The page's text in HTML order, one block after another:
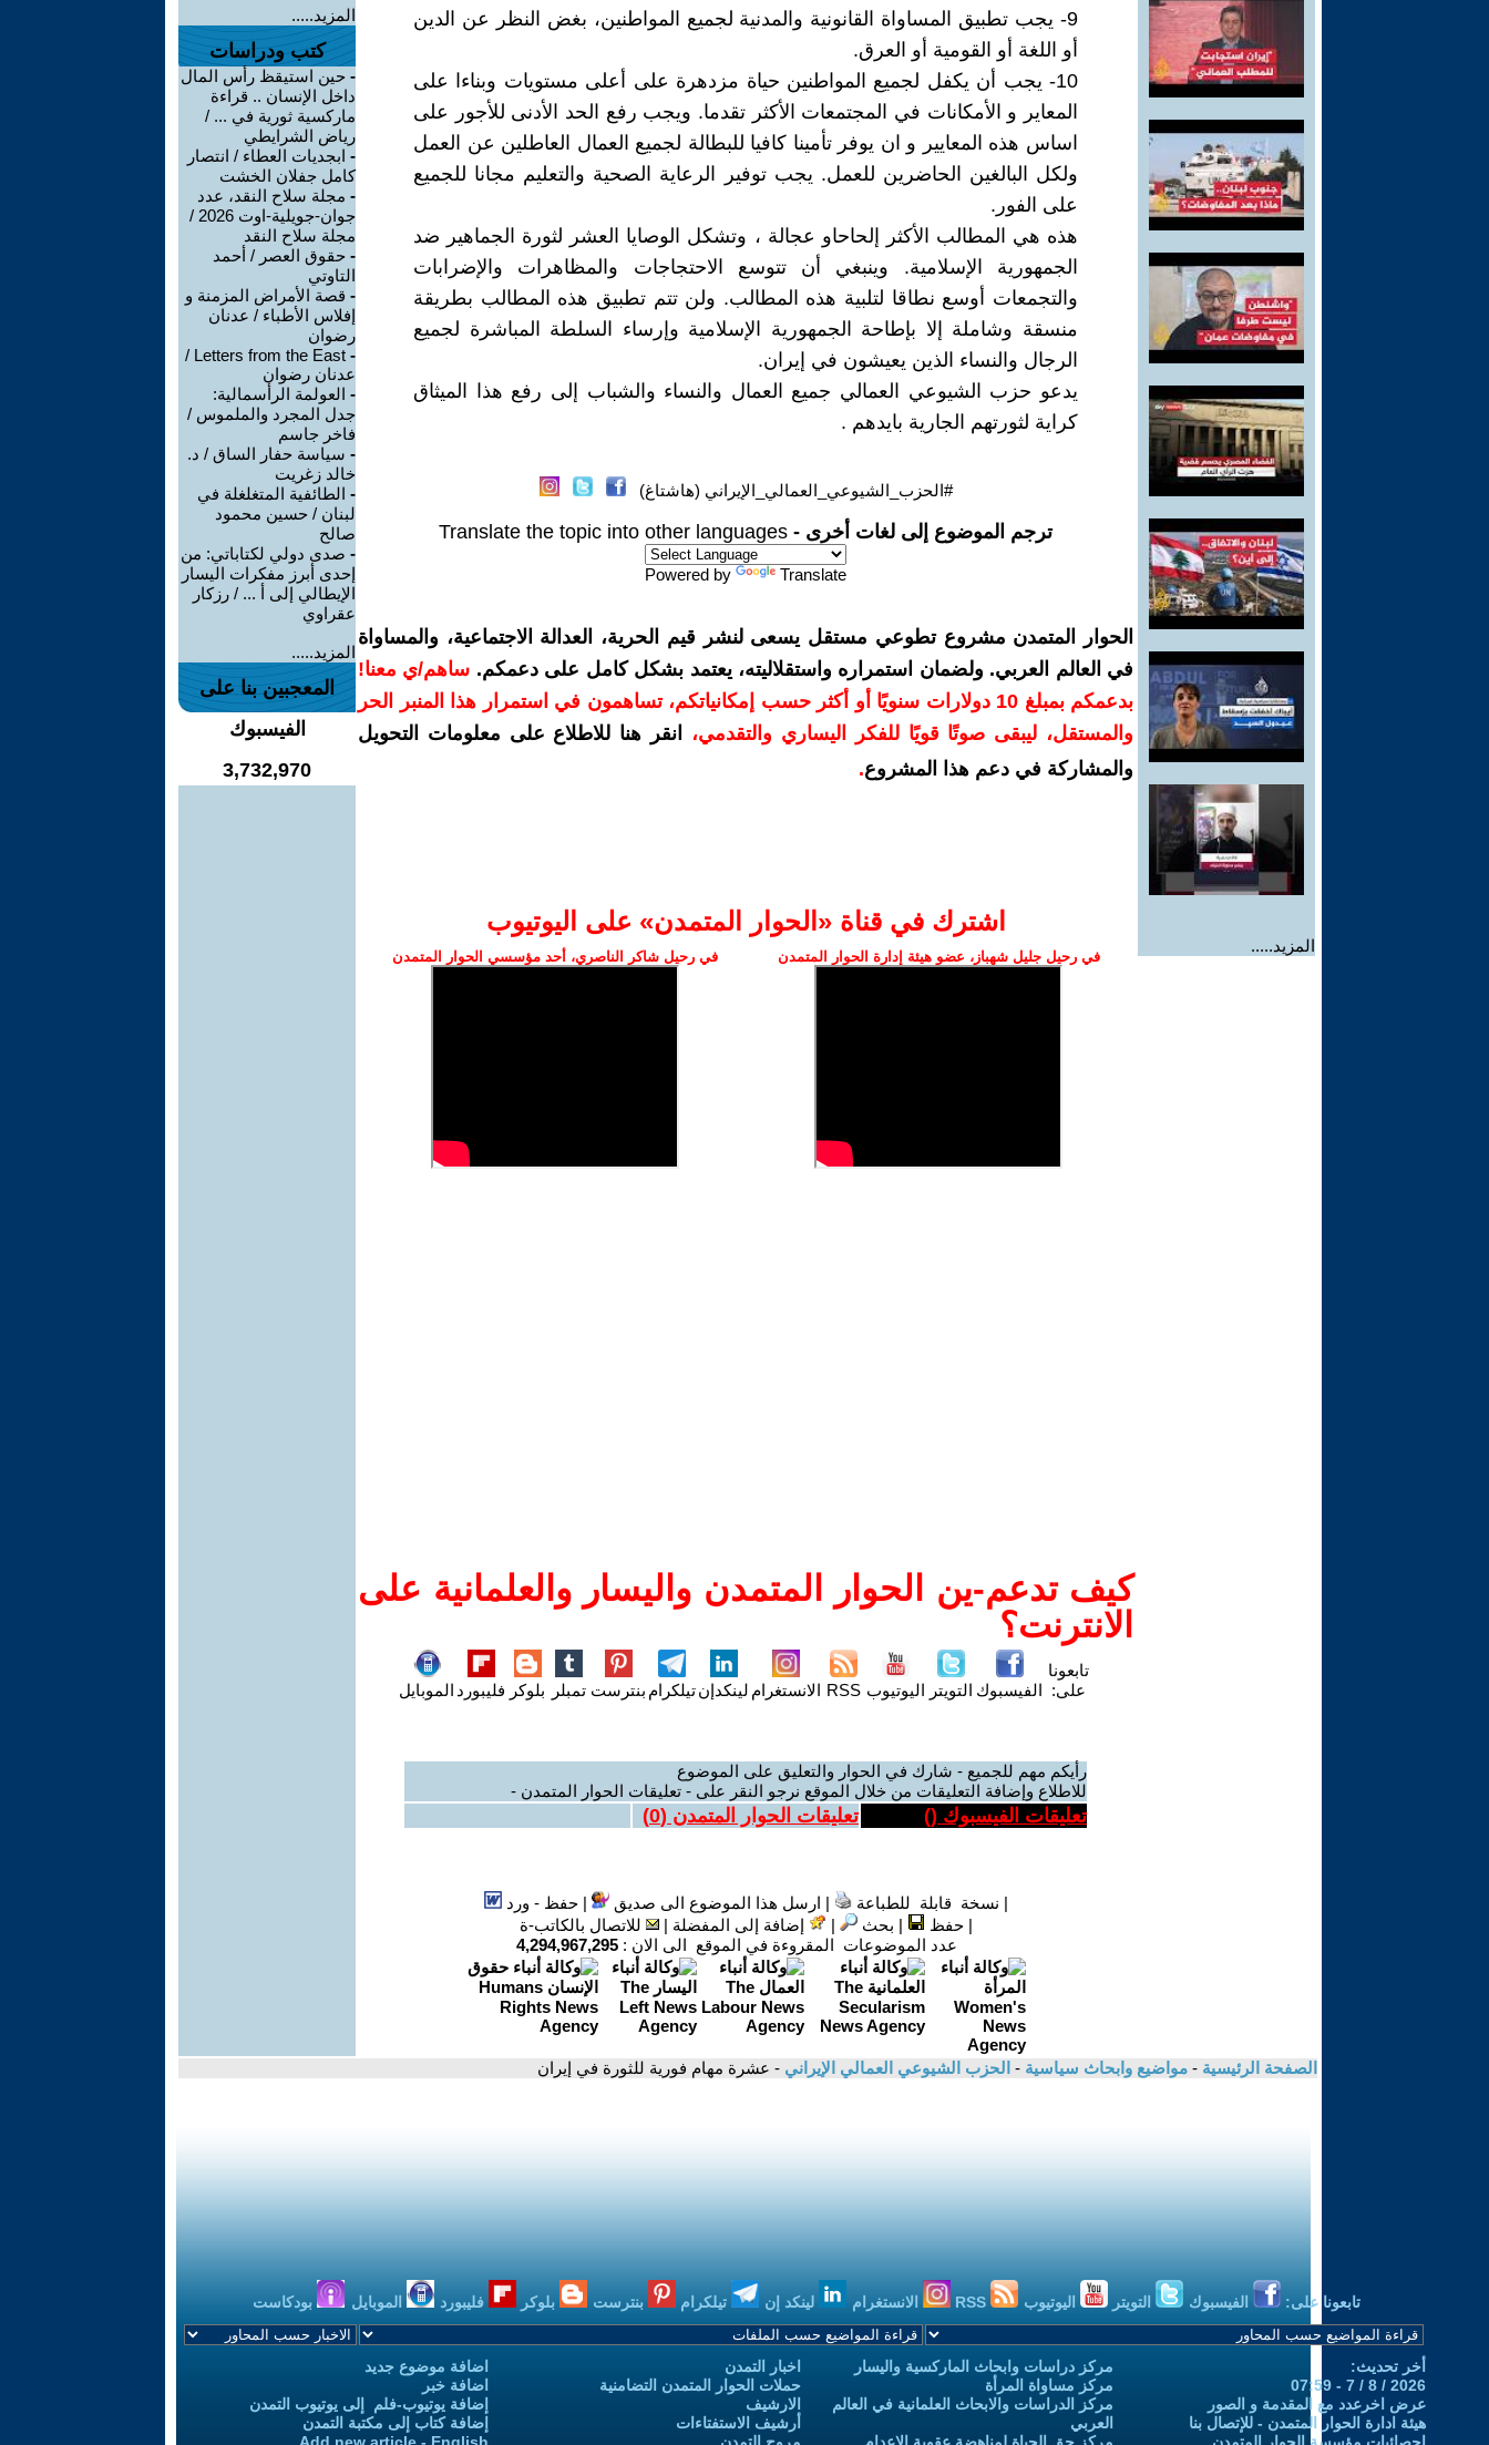
المزيد.....
9- يجب تطبيق المساواة القانونية والمدنية لجميع المواطنين، بغض النظر عن الدين
أو اللغة أو القومية أو العرق.
10- يجب أن يكفل لجميع المواطنين حياة مزدهرة على أعلى مستويات وبناءا على
المعاير و الأمكانات في المجتمعات الأكثر تقدما. ويجب رفع الحد الأدنى للأجور على
اساس هذه المعايير و ان يوفر تأمينا كافيا للبطالة لجميع العمال العاطلين عن العمل
ولكل البالغين الحاضرين للعمل. يجب توفير الرعاية الصحية والتعليم مجانا للجميع
على الفور.
هذه هي المطالب الأكثر إلحاحاو عجالة ، وتشكل الوصايا العشر لثورة الجماهير ضد
الجمهورية الإسلامية. وينبغي أن تتوسع الاحتجاجات والمظاهرات والإضرابات
والتجمعات أوسع نطاقا لتلبية هذه المطالب. ولن تتم تطبيق هذه المطالب بطريقة
منسقة وشاملة إلا بإطاحة الجمهورية الإسلامية وإرساء السلطة المباشرة لجميع
الرجال والنساء الذين يعيشون في إيران.
يدعو حزب الشيوعي العمالي جميع العمال والنساء والشباب إلى رفع هذا الميثاق
كراية لثورتهم الجارية بايدهم .
#الحزب_الشيوعي_العمالي_الإيراني (هاشتاغ)
ترجم الموضوع إلى لغات أخرى - Translate the topic into other languages
Powered by Translate
الحوار المتمدن مشروع تطوعي مستقل يسعى لنشر قيم الحرية، العدالة الاجتماعية، والمساواة
في العالم العربي. ولضمان استمراره واستقلاليته، يعتمد بشكل كامل على دعمكم. ساهم/ي معنا!
بدعمكم بمبلغ 10 دولارات سنويًا أو أكثر حسب إمكانياتكم، تساهمون في استمرار هذا المنبر الحر
والمستقل، ليبقى صوتًا قويًا للفكر اليساري والتقدمي،
انقر هنا للاطلاع على معلومات التحويل
والمشاركة في دعم هذا المشروع.
اشترك في قناة ‫«الحوار المتمدن» على اليوتيوب
في رحيل جليل شهباز، عضو هيئة إدارة الحوار المتمدن في رحيل شاكر الناصري، أحد مؤسسي الحوار المتمدن
كيف تدعم-ين الحوار المتمدن واليسار والعلمانية على
الانترنت؟
تابعونا
على: الفيسبوك التويتر اليوتيوب RSS الانستغرام لينكدإنتيلكرام بنترست تمبلر بلوكر فليبورد الموبايل
رأيكم مهم للجميع - شارك في الحوار والتعليق على الموضوع
للاطلاع وإضافة التعليقات من خلال الموقع نرجو النقر على - تعليقات الحوار المتمدن -
تعليقات الفيسبوك () تعليقات الحوار المتمدن (0
)
| نسخة قابلة للطباعة | ارسل هذا الموضوع الى صديق |حفظ - ورد
|حفظ | بحث | إضافة إلى المفضلة |
للاتصال بالكاتب-ة
عدد الموضوعات المقروءة في الموقع الى الان : 4,294,967,295
المزيد.....
كتب ودراسات
- حين استيقظ رأس المال
داخل الإنسان .. قراءة
ماركسية ثورية في ... /
رياض الشرايطي
- ابجديات العطاء / انتصار
كامل جفلان الخشت
- مجلة سلاح النقد، عدد
جوان-جويلية-اوت 2026 /
مجلة سلاح النقد
- حقوق العصر / أحمد
التاوتي
- قصة الأمراض المزمنة و
إفلاس الأطباء / عدنان
رضوان
-
Letters from the East /
عدنان رضوان
- العولمة الرأسمالية:
جدل المجرد والملموس /
فاخر جاسم
- سياسة حفار الساق / د.
خالد زغريت
- الطائفية المتغلغلة في
لبنان / حسين محمود
صالح
- صدى دولي لكتاباتي: من
إحدى أبرز مفكرات اليسار
الإيطالي إلى أ ... / رزكار
عقراوي
المزيد.....
المعجبين بنا على
الفيسبوك
3,732,970
الصفحة الرئيسية - مواضيع وابحاث سياسية - الحزب الشيوعي العمالي الإيراني - عشرة مهام فورية للثورة في إيران
تابعونا على: الفيسبوك التويتر اليوتيوب الانستغرام لينكد إن تيلكرام بنترست بلوكر فليبورد الموبايل بودكاست
أخر تحديث:
2026 / 8 / 7 - 07:59
عرض اخرعدد مع المقدمة و الصور
هيئة ادارة الحوار المتمدن - للإتصال بنا
مركز دراسات وابحاث الماركسية واليسار
مركز مساواة المرأة
مركز الدراسات والابحاث العلمانية في العالم
العربي
اخبار التمدن
حملات الحوار المتمدن التضامنية
الارشيف
أرشيف الاستفتاءات
اضافة موضوع جديد
اضافة خبر
إضافة يوتيوب-فلم إلى يوتيوب التمدن
إضافة كتاب إلى مكتبة التمدن